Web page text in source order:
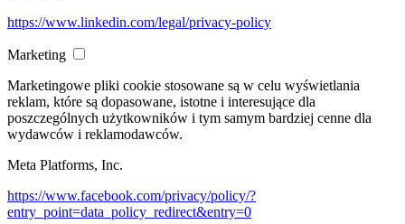
https://www.linkedin.com/legal/privacy-policy
Marketing
Marketingowe pliki cookie stosowane są w celu wyświetlania
reklam, które są dopasowane, istotne i interesujące dla
poszczególnych użytkowników i tym samym bardziej cenne dla
wydawców i reklamodawców.
Meta Platforms, Inc.
https://www.facebook.com/privacy/policy/?
entry_point=data_policy_redirect&entry=0